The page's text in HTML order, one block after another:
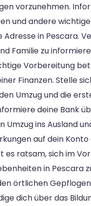
vorzunehmen.
und andere
Adresse in Pescara.
Familie zu
Vorbereitung
Finanzen. Stelle
Umzug und die
deine Bank
Umzug ins Ausland
auf dein Konto
es ratsam, sich im
in Pescara
örtlichen
dich über das